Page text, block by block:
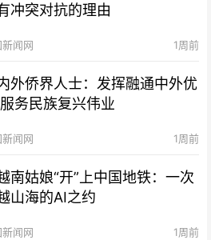
冲突对抗的理由
新闻网 1周前
外侨界人士：发挥融通中外优
务民族复兴伟业
新闻网 1周前
南姑娘“开”上中国地铁：一次
山海的AI之约
新闻网 1周前